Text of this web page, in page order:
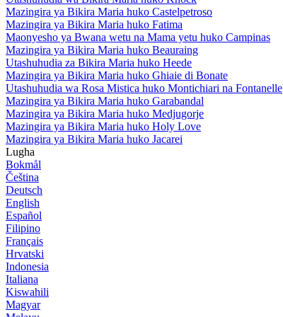
Mazingira ya Bikira Maria huko Castelpetroso
Mazingira ya Bikira Maria huko Fatima
Maonyesho ya Bwana wetu na Mama yetu huko Campinas
Mazingira ya Bikira Maria huko Beauraing
Utashuhudia za Bikira Maria huko Heede
Mazingira ya Bikira Maria huko Ghiaie di Bonate
Utashuhudia wa Rosa Mistica huko Montichiari na Fontanelle
Mazingira ya Bikira Maria huko Garabandal
Mazingira ya Bikira Maria huko Medjugorje
Mazingira ya Bikira Maria huko Holy Love
Mazingira ya Bikira Maria huko Jacarei
Lugha
Bokmål
Čeština
Deutsch
English
Español
Filipino
Français
Hrvatski
Indonesia
Italiana
Kiswahili
Magyar